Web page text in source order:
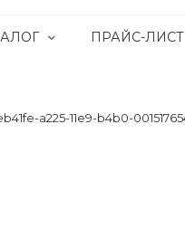
ПРАЙС-ЛИСТ